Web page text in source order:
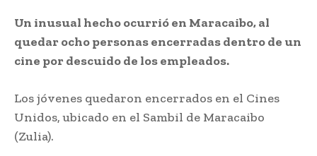
Un inusual hecho ocurrió en Maracaibo, al
quedar ocho personas encerradas dentro de un
cine por descuido de los empleados.
Los jóvenes quedaron encerrados en el Cines
Unidos, ubicado en el Sambil de Maracaibo
(Zulia).